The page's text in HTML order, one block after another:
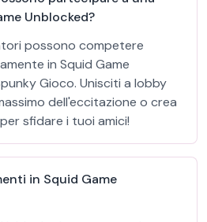
Unblocked?
possono competere
in Squid Game
Gioco. Unisciti a lobby
dell'eccitazione o crea
sfidare i tuoi amici!
in Squid Game